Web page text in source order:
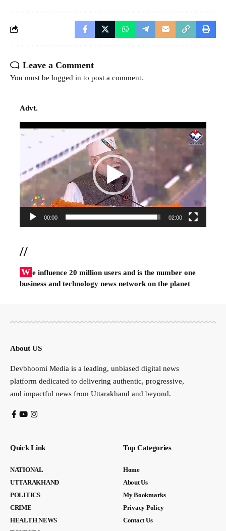
Leave a Comment
You must be logged in to post a comment.
Advt.
Video
00:00 02:00
//
W e influence 20 million users and is the number one
business and technology news network on the planet
About US
Devbhoomi Media is a leading, unbiased digital news
platform dedicated to delivering authentic, progressive,
and impactful news from Uttarakhand and beyond.
Quick Link
NATIONAL
UTTARAKHAND
POLITICS
CRIME
HEALTH NEWS
Top Categories
Home
About Us
My Bookmarks
Privacy Policy
Contact Us